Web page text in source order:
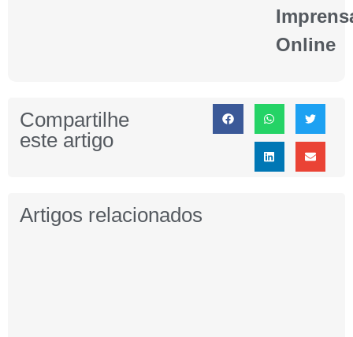
Online
Compartilhe
este artigo
Artigos relacionados